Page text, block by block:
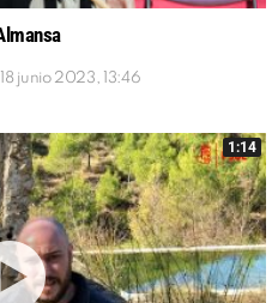
18 junio 2023, 13:46
1:14